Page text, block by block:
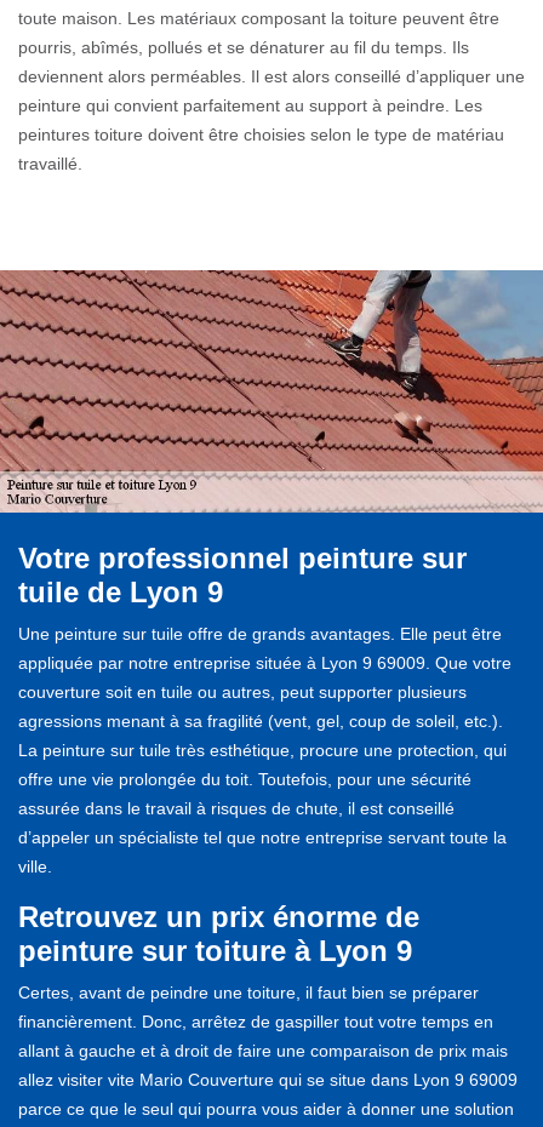
toute maison. Les matériaux composant la toiture peuvent être
pourris, abîmés, pollués et se dénaturer au fil du temps. Ils
deviennent alors perméables. Il est alors conseillé d’appliquer une
peinture qui convient parfaitement au support à peindre. Les
peintures toiture doivent être choisies selon le type de matériau
travaillé.
Votre professionnel peinture sur
tuile de Lyon 9
Une peinture sur tuile offre de grands avantages. Elle peut être
appliquée par notre entreprise située à Lyon 9 69009. Que votre
couverture soit en tuile ou autres, peut supporter plusieurs
agressions menant à sa fragilité (vent, gel, coup de soleil, etc.).
La peinture sur tuile très esthétique, procure une protection, qui
offre une vie prolongée du toit. Toutefois, pour une sécurité
assurée dans le travail à risques de chute, il est conseillé
d’appeler un spécialiste tel que notre entreprise servant toute la
ville.
Retrouvez un prix énorme de
peinture sur toiture à Lyon 9
Certes, avant de peindre une toiture, il faut bien se préparer
financièrement. Donc, arrêtez de gaspiller tout votre temps en
allant à gauche et à droit de faire une comparaison de prix mais
allez visiter vite Mario Couverture qui se situe dans Lyon 9 69009
parce ce que le seul qui pourra vous aider à donner une solution